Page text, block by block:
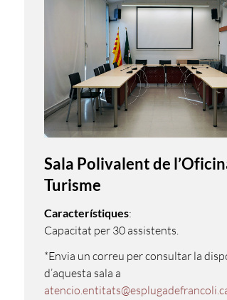
Sala Polivalent de
Turisme
Característiques:
Capacitat per 30 assistents.
*Envia un correu per consultar la
d’aquesta sala a